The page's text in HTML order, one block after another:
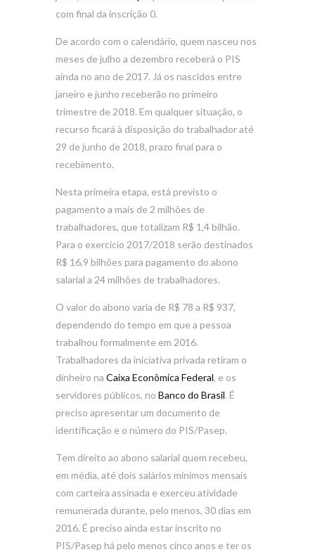
com final da inscrição 0.
De acordo com o calendário, quem nasceu nos
meses de julho a dezembro receberá o PIS
ainda no ano de 2017. Já os nascidos entre
janeiro e junho receberão no primeiro
trimestre de 2018. Em qualquer situação, o
recurso ficará à disposição do trabalhador até
29 de junho de 2018, prazo final para o
recebimento.
Nesta primeira etapa, está previsto o
pagamento a mais de 2 milhões de
trabalhadores, que totalizam R$ 1,4 bilhão.
Para o exercício 2017/2018 serão destinados
R$ 16,9 bilhões para pagamento do abono
salarial a 24 milhões de trabalhadores.
O valor do abono varia de R$ 78 a R$ 937,
dependendo do tempo em que a pessoa
trabalhou formalmente em 2016.
Trabalhadores da iniciativa privada retiram o
dinheiro na Caixa Econômica Federal, e os
servidores públicos, no Banco do Brasil. É
preciso apresentar um documento de
identificação e o número do PIS/Pasep.
Tem direito ao abono salarial quem recebeu,
em média, até dois salários mínimos mensais
com carteira assinada e exerceu atividade
remunerada durante, pelo menos, 30 dias em
2016. É preciso ainda estar inscrito no
PIS/Pasep há pelo menos cinco anos e ter os